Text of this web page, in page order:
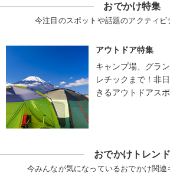
おでかけ特集
今注目のスポットや話題のアクティビ
アウトドア特集
キャンプ場、グラ
レチックまで！非
きるアウトドアス
おでかけトレンド
今みんなが気になっているおでかけ関連